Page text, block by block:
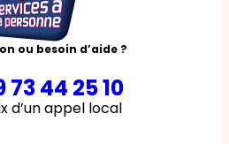
ou besoin d’aide ?
73 44 25 10
d’un appel local